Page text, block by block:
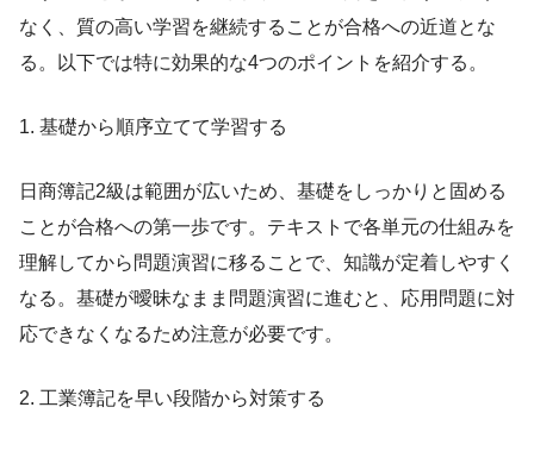
なく、質の高い学習を継続することが合格への近道とな
る。以下では特に効果的な4つのポイントを紹介する。
1. 基礎から順序立てて学習する
日商簿記2級は範囲が広いため、基礎をしっかりと固める
ことが合格への第一歩です。テキストで各単元の仕組みを
理解してから問題演習に移ることで、知識が定着しやすく
なる。基礎が曖昧なまま問題演習に進むと、応用問題に対
応できなくなるため注意が必要です。
2. 工業簿記を早い段階から対策する